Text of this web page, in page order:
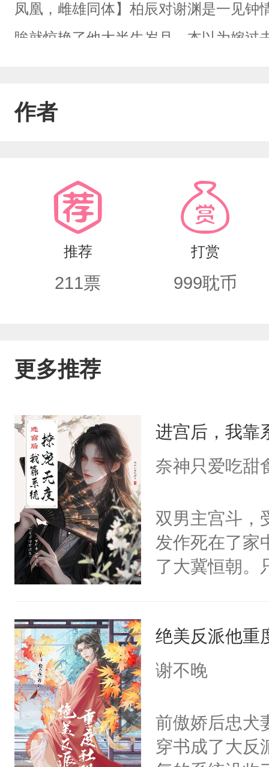
凤凰，雌雄同体】柏辰对谢渊是一见
眸就惊艳了他大半生岁月。本以为嫁过
族唯一的幸存者，他敛去往日的娇纵
补偿逝去的年华，最后却只得到柏辰一
吧……”『他们说，遇见一个人，既是
了是放过自己.』『初见是惊鸿一瞥，
作者
推荐
211票
打赏
999耽币
更多推荐
进宫后，我靠
奈神只爱吃甜
双男主宫斗，
发作死在了家
了大冀恒朝。
惜被人暗害，
绝。主神知晓
朝，一个从未
为三种性别。
构与男子相同
绝美反派他重
谢不晚
前傲娇后忠犬
穿书成了大反